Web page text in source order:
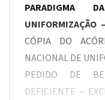
PARADIGMA
UNIFORMIZAÇÃO
CÓPIA DO
NACIONAL DE
PEDIDO DE
DEFICIENTE –